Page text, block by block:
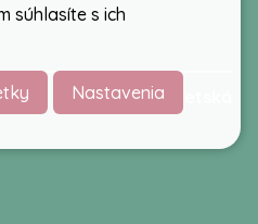
autosedačky,
súhlasíte s ich
Nastavenia